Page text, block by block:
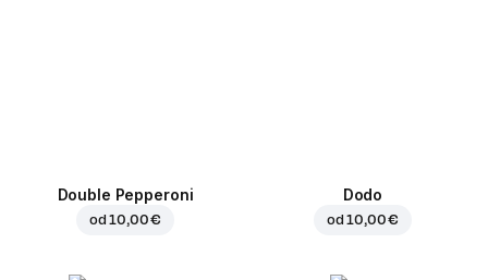
Double Pepperoni
od10,00 €
Dodo
od10,00 €